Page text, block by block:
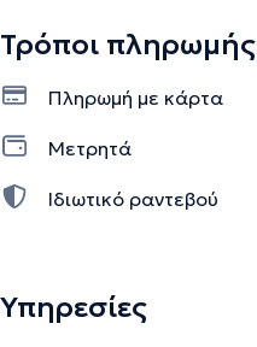
Τρόποι πληρωμής
Πληρωμή με κάρτα
Μετρητά
Ιδιωτικό ραντεβού
Υπηρεσίες